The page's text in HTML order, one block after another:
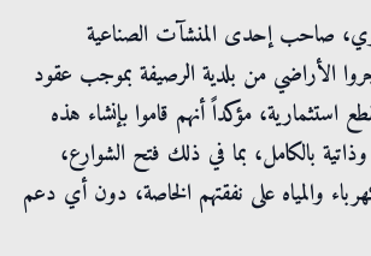
صاحب إحدى المنشآت الصناعية
الأراضي من بلدية الرصيفة بموجب عقود
استثمارية، مؤكداً أنهم قاموا بإنشاء هذه
بالكامل، بما في ذلك فتح الشوارع،
والمياه على نفقتهم الخاصة، دون أي دعم